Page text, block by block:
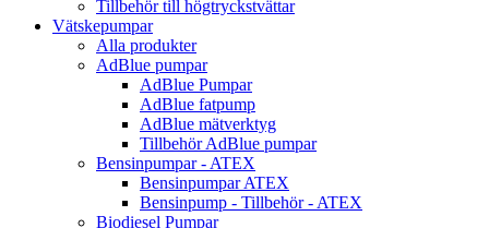
Tillbehör till högtryckstvättar
Vätskepumpar
Alla produkter
AdBlue pumpar
AdBlue Pumpar
AdBlue fatpump
AdBlue mätverktyg
Tillbehör AdBlue pumpar
Bensinpumpar - ATEX
Bensinpumpar ATEX
Bensinpump - Tillbehör - ATEX
Biodiesel Pumpar